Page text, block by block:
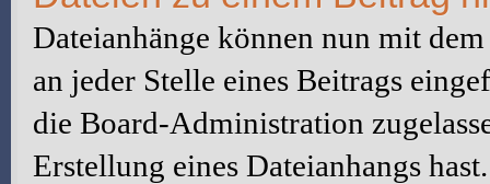
Dateianhänge können nun mit
an jeder Stelle eines Beitrags
die Board-Administration
Erstellung eines Dateianhangs